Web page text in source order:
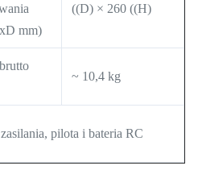
mm)
((D) × 260 ((H)
~ 10,4 kg
pilota i bateria RC